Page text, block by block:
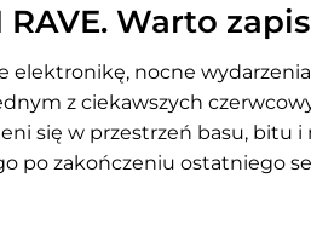
RAVE. Warto
elektronikę, nocne
z ciekawszych
się w przestrzeń basu, bitu
po zakończeniu ostatniego